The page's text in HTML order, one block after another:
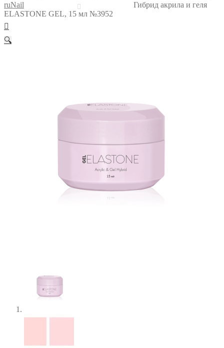
ruNail
Гибрид акрила и геля
ELASTONE GEL, 15 мл №3952
🔍